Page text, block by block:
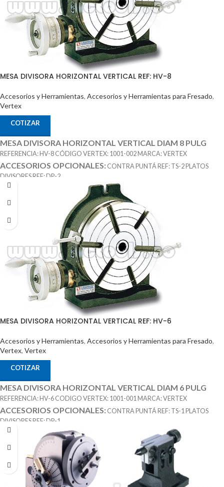
MESA DIVISORA HORIZONTAL VERTICAL REF: HV-8
Accesorios y Herramientas, Accesorios y Herramientas para Fresado,
Vertex
COTIZAR
MESA DIVISORA HORIZONTAL VERTICAL DIAM 8 PULG
REFERENCIA: HV-8 CÓDIGO VERTEX: 1001-002 MARCA: VERTEX
ACCESORIOS OPCIONALES: CONTRA PUNTÁ REF: TS-2 PLATOS
DIVISORES REF: DP-2
MESA DIVISORA HORIZONTAL VERTICAL REF: HV-6
Accesorios y Herramientas, Accesorios y Herramientas para Fresado,
Vertex, Vertex
COTIZAR
MESA DIVISORA HORIZONTAL VERTICAL DIAM 6 PULG
REFERENCIA: HV-6 CODIGO VERTEX: 1001-001 MARCA: VERTEX
ACCESORIOS OPCIONALES: CONTRA PUNTÁ REF: TS-1 PLATOS
DIVISORES REF: DP-1